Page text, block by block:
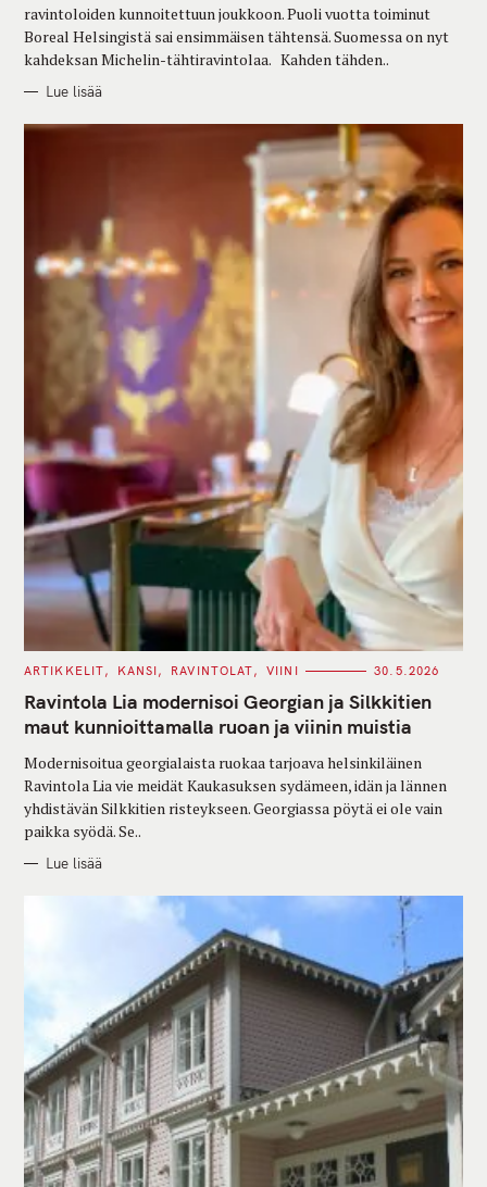
S
ravintoloiden kunnoitettuun joukkoon. Puoli vuotta toiminut
Boreal Helsingistä sai ensimmäisen tähtensä. Suomessa on nyt
kahdeksan Michelin-tähtiravintolaa. Kahden tähden..
Lue lisää
C
T
E
G
O
I
S
ARTIKKELIT KANSI RAVINTOLAT VIINI 30.5.2026
Ravintola Lia modernisoi Georgian ja Silkkitien
maut kunnioittamalla ruoan ja viinin muistia
Modernisoitua georgialaista ruokaa tarjoava helsinkiläinen
Ravintola Lia vie meidät Kaukasuksen sydämeen, idän ja lännen
yhdistävän Silkkitien risteykseen. Georgiassa pöytä ei ole vain
paikka syödä. Se..
Lue lisää